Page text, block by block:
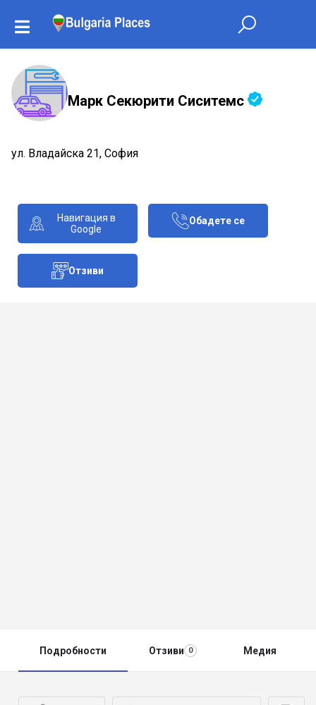
Марк Секюрити Сиситемс
ул. Владайска 21, София
Навигация в
Google
Обадете се
Отзиви
Подробности Отзиви 0 Медия